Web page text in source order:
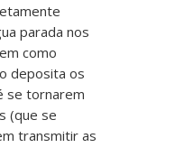
parada nos
como
deposita os
se tornarem
(que se
transmitir as